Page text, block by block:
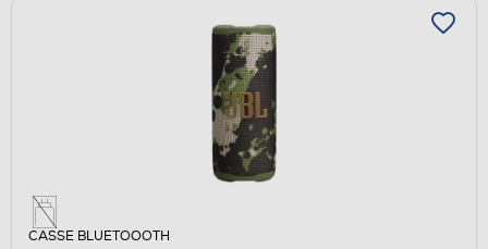
CASSE BLUETOOOTH